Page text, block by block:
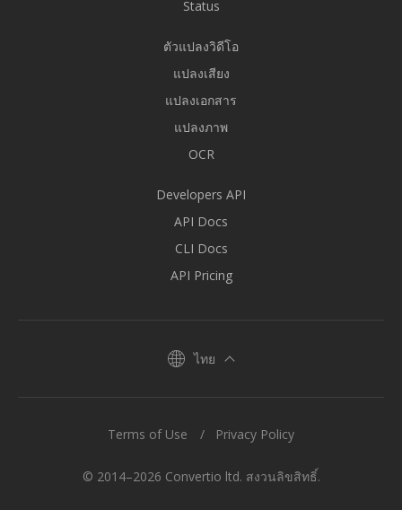
Status
ตัวแปลงวิดีโอ
แปลงเสียง
แปลงเอกสาร
แปลงภาพ
OCR
Developers API
API Docs
CLI Docs
API Pricing
ไทย
© 2014–2026 Convertio ltd. สงวนลิขสิทธิ์.
Terms of Use Privacy Policy